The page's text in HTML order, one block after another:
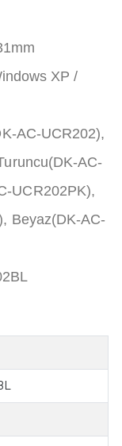
XP /
AC-UCR202),
AC-
UCR202PK),
Beyaz(DK-AC-